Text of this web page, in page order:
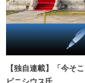
【独自連載】「今そ